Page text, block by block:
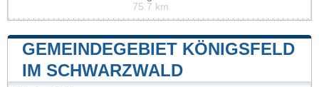
75.7 km
GEMEINDEGEBIET KÖNIGSFELD
IM SCHWARZWALD